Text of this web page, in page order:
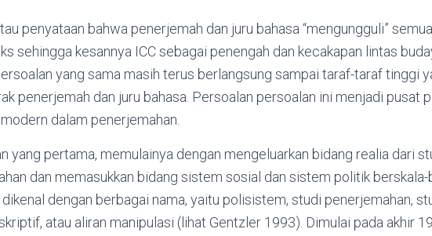
penyataan bahwa penerjemah dan juru bahasa “mengungguli” semua
sehingga kesannya ICC sebagai penengah dan kecakapan lintas
yang sama masih terus berlangsung sampai taraf-taraf tinggi
penerjemah dan juru bahasa. Persoalan persoalan ini menjadi pusat
dalam penerjemahan.
yang pertama, memulainya dengan mengeluarkan bidang realia dari
dan memasukkan bidang sistem sosial dan sistem politik
dengan berbagai nama, yaitu polisistem, studi penerjemahan,
atau aliran manipulasi (lihat Gentzler 1993). Dimulai pada akhir